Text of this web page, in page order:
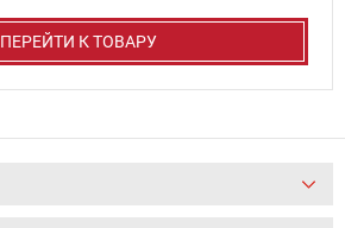
ПЕРЕЙТИ К ТОВАРУ